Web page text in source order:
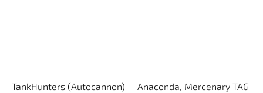
TankHunters (Autocannon)
Anaconda, Mercenary TAG